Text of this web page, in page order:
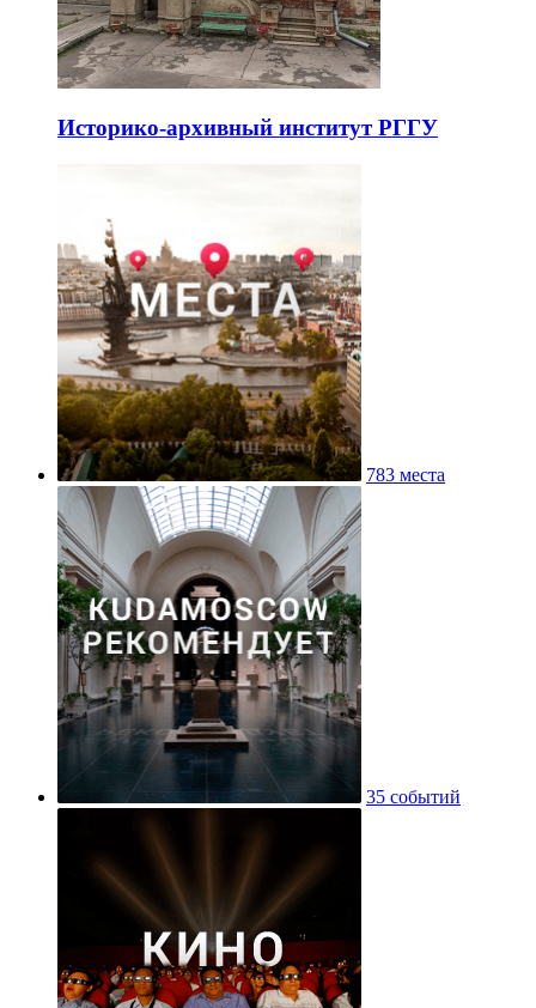
Историко-архивный институт РГГУ
783 места
35 событий